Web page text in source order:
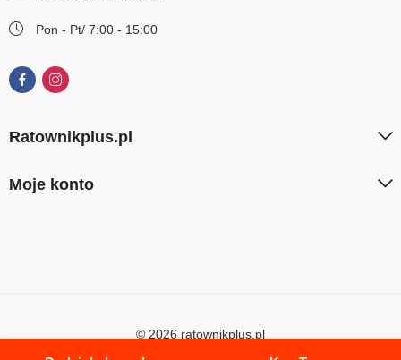
Pon - Pt/ 7:00 - 15:00
Ratownikplus.pl
Moje konto
© 2026 ratownikplus.pl